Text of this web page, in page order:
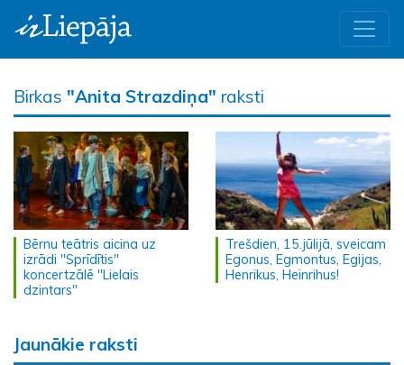
Birkas "Anita Strazdiņa" raksti
Bērnu teātris aicina uz
izrādi "Sprīdītis"
koncertzālē "Lielais
dzintars"
Trešdien, 15.jūlijā, sveicam
Egonus, Egmontus, Egijas,
Henrikus, Heinrihus!
Jaunākie raksti